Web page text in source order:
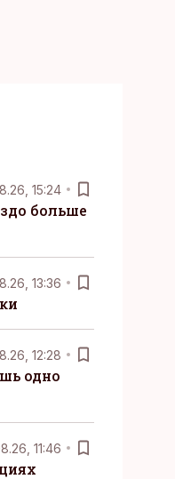
15:24
больше
13:36
12:28
одно
11:46